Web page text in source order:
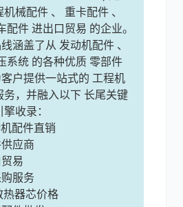
依维柯
械配件 、 重卡配件 、
件 进出口贸易 的企业。
涵盖了从 发动机配件 、
系统 的各种优质 零部件
户提供一站式的 工程机
，并融入以下 长尾关键
收录：
配件直销
应商
易
服务
器芯价格